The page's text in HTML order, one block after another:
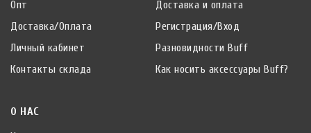
Опт
Доставка/Оплата
Личный кабинет
Контакты склада
Доставка и оплата
Регистрация/Вход
Разновидности Buff
Как носить аксессуары Buff?
О НАС